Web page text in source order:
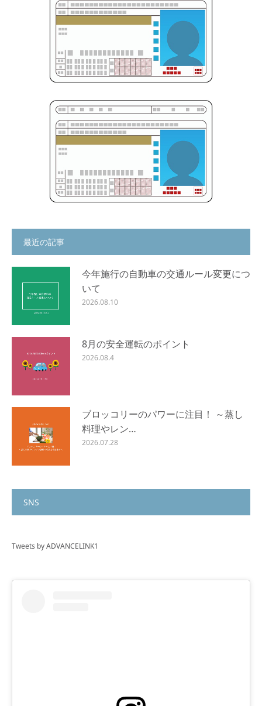
最近の記事
今年施行の自動車の交通ルール変更につ
いて
2026.08.10
8月の安全運転のポイント
2026.08.4
ブロッコリーのパワーに注目！ ～蒸し
料理やレン…
2026.07.28
SNS
Tweets by ADVANCELINK1